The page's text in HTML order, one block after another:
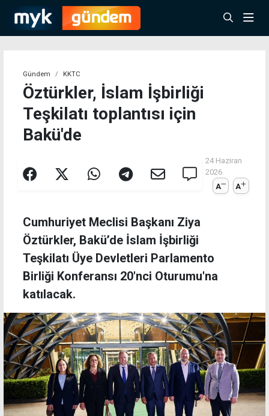
Gündem KKTC
Öztürkler, İslam İşbirliği
Teşkilatı toplantısı için
Bakü'de
24 Haziran
2026
A
A
Cumhuriyet Meclisi Başkanı Ziya
Öztürkler, Bakü’de İslam İşbirliği
Teşkilatı Üye Devletleri Parlamento
Birliği Konferansı 20'nci Oturumu'na
katılacak.